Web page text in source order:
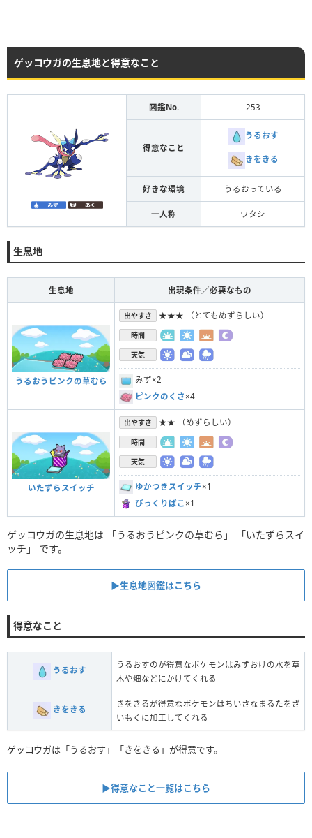
ゲッコウガの生息地と得意なこと
図鑑No. 253
得意なこと
うるおす
きをきる
好きな環境 うるおっている
一人称 ワタシ
生息地
生息地 出現条件／必要なもの
うるおうピンクの草むら
出やすさ ★★★ （とてもめずらしい）
時間
天気
みず×2
ピンクのくさ ×4
いたずらスイッチ
出やすさ ★★ （めずらしい）
時間
天気
ゆかつきスイッチ×1
びっくりばこ ×1
ゲッコウガの生息地は 「うるおうピンクの草むら」 「いたずらスイ
ッチ」 です。
▶︎生息地図鑑はこちら
得意なこと
うるおす
うるおすのが得意なポケモンはみずおけの水を草
木や畑などにかけてくれる
きをきる
きをきるが得意なポケモンはちいさなまるたをざ
いもくに加工してくれる
ゲッコウガは「うるおす」「きをきる」が得意です。
▶︎得意なこと一覧はこちら